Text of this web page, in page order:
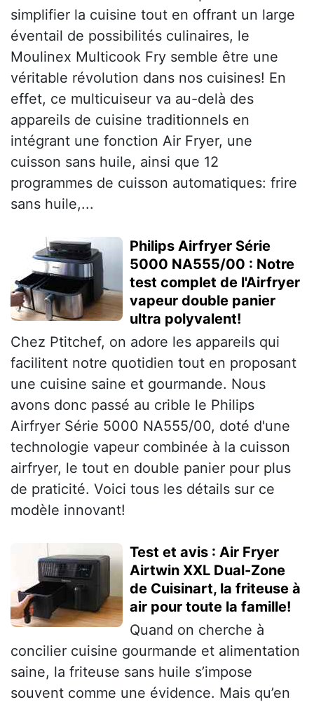
simplifier la cuisine tout en offrant un large
éventail de possibilités culinaires, le
Moulinex Multicook Fry semble être une
véritable révolution dans nos cuisines! En
effet, ce multicuiseur va au-delà des
appareils de cuisine traditionnels en
intégrant une fonction Air Fryer, une
cuisson sans huile, ainsi que 12
programmes de cuisson automatiques: frire
sans huile,...
Philips Airfryer Série
5000 NA555/00 : Notre
test complet de l'Airfryer
vapeur double panier
ultra polyvalent!
Chez Ptitchef, on adore les appareils qui
facilitent notre quotidien tout en proposant
une cuisine saine et gourmande. Nous
avons donc passé au crible le Philips
Airfryer Série 5000 NA555/00, doté d'une
technologie vapeur combinée à la cuisson
airfryer, le tout en double panier pour plus
de praticité. Voici tous les détails sur ce
modèle innovant!
Test et avis : Air Fryer
Airtwin XXL Dual-Zone
de Cuisinart, la friteuse à
air pour toute la famille!
Quand on cherche à
concilier cuisine gourmande et alimentation
saine, la friteuse sans huile s’impose
souvent comme une évidence. Mais qu’en